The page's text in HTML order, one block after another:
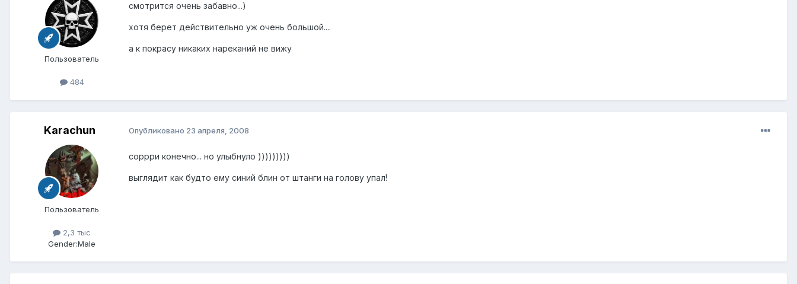
Пользователь
484
смотрится очень забавно...)
хотя берет действительно уж очень большой....
а к покрасу никаких нареканий не вижу
Karachun
Пользователь
2,3 тыс
Gender:Male
Опубликовано 23 апреля, 2008
соррри конечно... но улыбнуло )))))))))
выглядит как будто ему синий блин от штанги на голову упал!